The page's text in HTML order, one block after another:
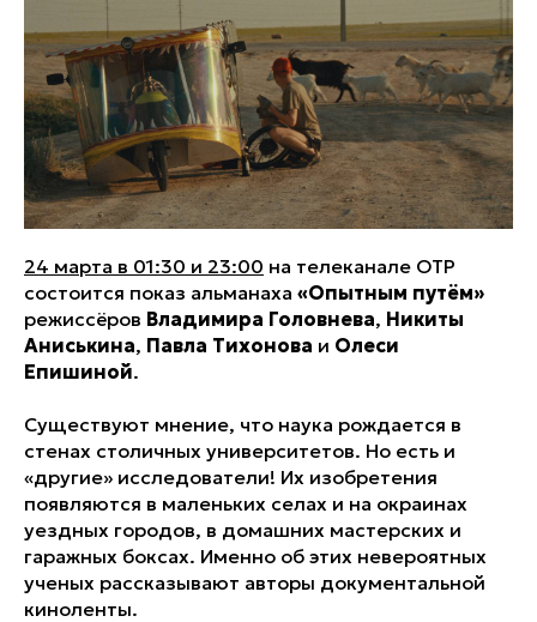
24 марта в 01:30 и 23:00 на телеканале ОТР
состоится показ альманаха «Опытным путём»
режиссёров Владимира Головнева, Никиты
Аниськина, Павла Тихонова и Олеси
Епишиной.
Существуют мнение, что наука рождается в
стенах столичных университетов. Но есть и
«другие» исследователи! Их изобретения
появляются в маленьких селах и на окраинах
уездных городов, в домашних мастерских и
гаражных боксах. Именно об этих невероятных
ученых рассказывают авторы документальной
киноленты.